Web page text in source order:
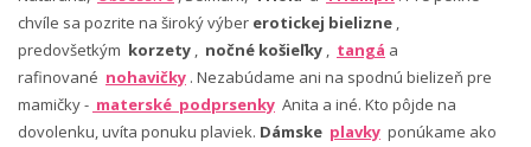
chvíle sa pozrite na široký výber erotickej bielizne ,
predovšetkým korzety , nočné košieľky , tangá a
rafinované nohavičky . Nezabúdame ani na spodnú bielizeň pre
mamičky - materské podprsenky Anita a iné. Kto pôjde na
dovolenku, uvíta ponuku plaviek. Dámske plavky ponúkame ako